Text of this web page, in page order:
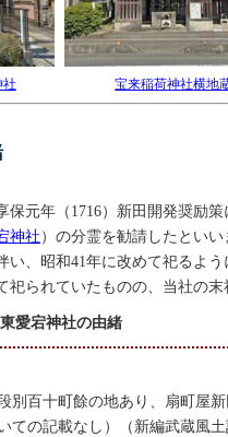
宝来稲荷神社横地
保元年（1716）新田開発奨励
神社）の分霊を勧請したとい
い、昭和41年に改めて祀るよ
祀られていたものの、当社の
愛宕神社の由緒
別百十町餘の地あり、扇町屋
ての記載なし）（新編武蔵風土